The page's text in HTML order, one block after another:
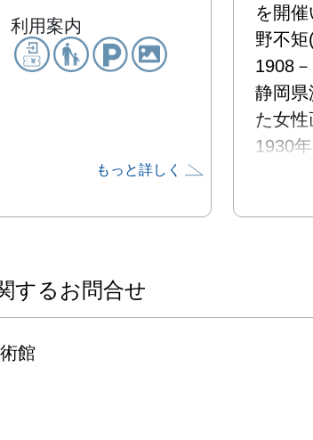
利用案内
もっと詳しく
を開
野不矩
1908
静岡県
た女性
1930
人物
するお問合せ
館